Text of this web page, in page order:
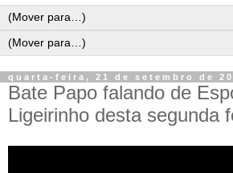
quarta-feira, 21 de setembro de
Bate Papo falando de
Ligeirinho desta segunda